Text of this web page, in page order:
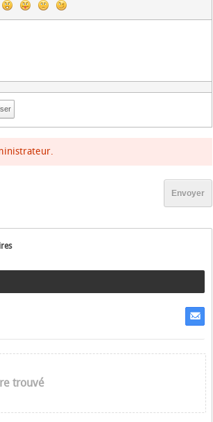
Envoyer
trouvé